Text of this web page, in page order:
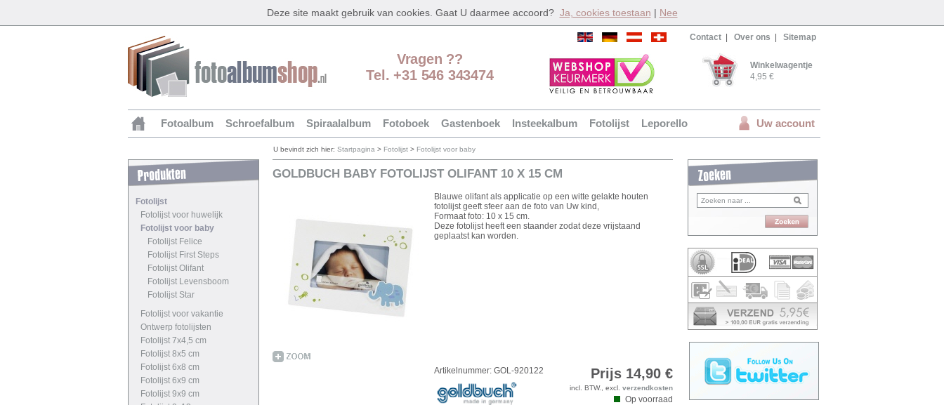
Deze site maakt gebruik van cookies. Gaat U daarmee accoord? Ja, cookies toestaan | Nee
Vragen ??
Tel. +31 546 343474
Contact Over ons Sitemap
Winkelwagentje
4,95 €
Fotoalbum Schroefalbum Spiraalalbum Fotoboek Gastenboek Insteekalbum Fotolijst Leporello Uw account
Fotolijst
Fotolijst voor huwelijk
Fotolijst voor baby
Fotolijst Felice
Fotolijst First Steps
Fotolijst Olifant
Fotolijst Levensboom
Fotolijst Star
Fotolijst voor vakantie
Ontwerp fotolijsten
Fotolijst 7x4,5 cm
Fotolijst 8x5 cm
Fotolijst 6x8 cm
Fotolijst 6x9 cm
Fotolijst 9x9 cm
U bevindt zich hier: Startpagina > Fotolijst > Fotolijst voor baby
GOLDBUCH BABY FOTOLIJST OLIFANT 10 X 15 CM
Blauwe olifant als applicatie op een witte gelakte houten
fotolijst geeft sfeer aan de foto van Uw kind,
Formaat foto: 10 x 15 cm.
Deze fotolijst heeft een staander zodat deze vrijstaand
geplaatst kan worden.
Artikelnummer: GOL-920122 Prijs 14,90 €
incl. BTW., excl. verzendkosten
Op voorraad